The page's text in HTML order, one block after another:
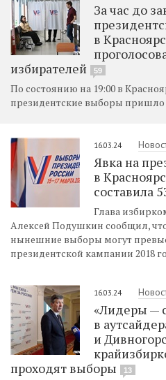
За час до
в
избирателей
59
По состоянию на 19:00 в
президентские выборы пришло
16.03.24
Явка на
в
составила
Глава
Алексей Подушкин сообщил,
нынешние выборы могут
президентской кампании 2018
16.03.24
«Лидеры —
в
и
проходят выборы
13